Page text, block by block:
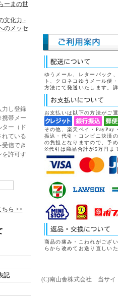
ーまの世
文化力 -
のメッセ
力し登録
帯メー
ター（ド
れている
信でき
を許可す
ちら >>
記
ゆうメール、レターパック
ト、クロネコゆうメール便
方法にて発送いたします。
お支払いは以下の方法がご
その他、楽天ペイ・PayPay
振込・代引・コンビニ決済
の負担となりますので、予
※代引は商品合計が5万円ま
商品の痛み・こわれがござ
らから改めてお送り直しいた
(C)南山舎株式会社 当サイ